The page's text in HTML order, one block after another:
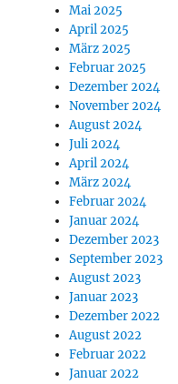
Mai 2025
April 2025
März 2025
Februar 2025
Dezember 2024
November 2024
August 2024
Juli 2024
April 2024
März 2024
Februar 2024
Januar 2024
Dezember 2023
September 2023
August 2023
Januar 2023
Dezember 2022
August 2022
Februar 2022
Januar 2022